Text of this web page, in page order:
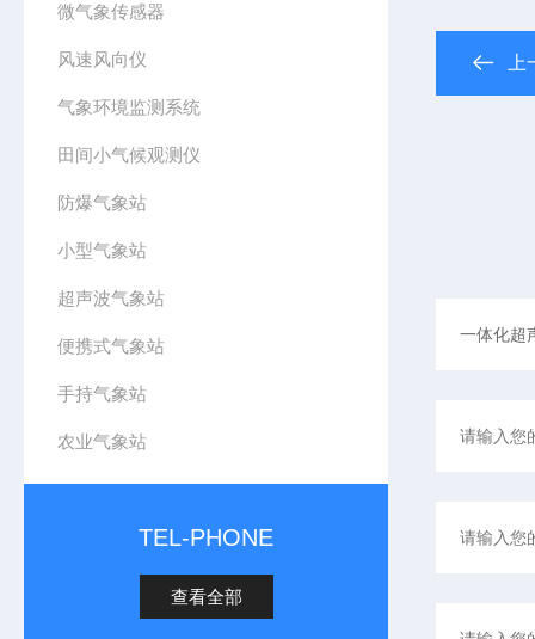
微气象传感器
风速风向仪
气象环境监测系统
田间小气候观测仪
防爆气象站
小型气象站
超声波气象站
便携式气象站
手持气象站
农业气象站
TEL-PHONE
查看全部